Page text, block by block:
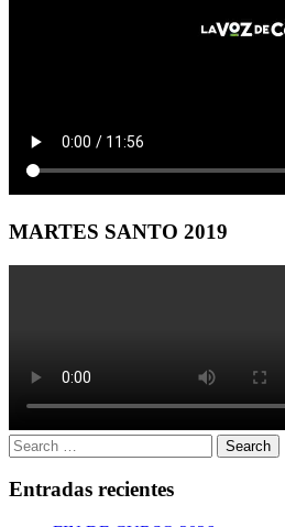
MARTES SANTO 2019
Search
for:
Search
Entradas recientes